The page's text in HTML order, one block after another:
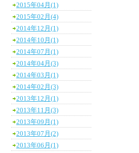
2015年04月(1)
2015年02月(4)
2014年12月(1)
2014年10月(1)
2014年07月(1)
2014年04月(3)
2014年03月(1)
2014年02月(3)
2013年12月(1)
2013年11月(3)
2013年09月(1)
2013年07月(2)
2013年06月(1)